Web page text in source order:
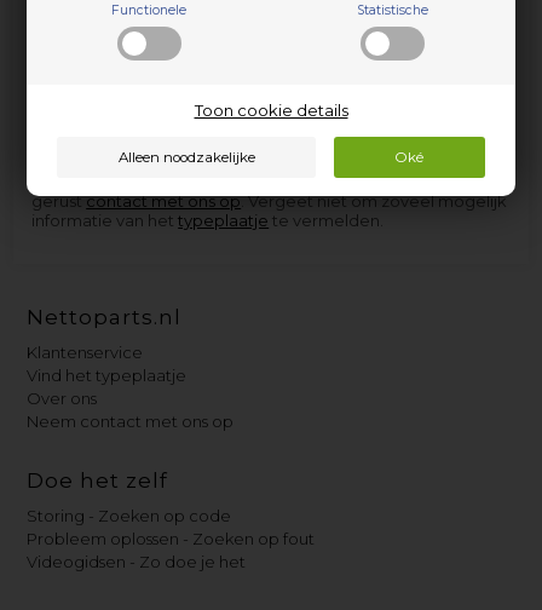
Functionele Statistische
Toon cookie details
Onderdelen en accessoires voor huishoudelijke apparaten
van la Marzocco vindt u bij Nettoparts. We hebben een
gigantische selectie reserveonderdelen voor vrijwel alle
gevallen zo snel aanschaffen dat u niet langer dan een paar
Als u hulp nodig heeft bij het vinden van het juiste
reserveonderdeel voor uw la Marzocco-apparaat, neem dan
gerustcontact met ons op. Vergeet niet om zoveel mogelijk
informatie van hettypeplaatje te vermelden.
Nettoparts.nl
Klantenservice
Vind het typeplaatje
Over ons
Neem contact met ons op
Doe het zelf
Storing - Zoeken op code
Probleem oplossen - Zoeken op fout
Videogidsen - Zo doe je het